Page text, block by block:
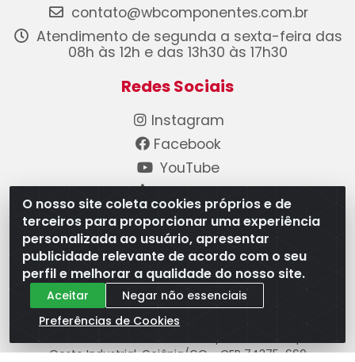
O nosso site coleta cookies próprios e de
terceiros para proporcionar uma experiência
personalizada ao usuário, apresentar
publicidade relevante de acordo com o seu
perfil e melhorar a qualidade do nosso site.
Aceitar
Negar não essenciais
Preferências de Cookies
contato@wbcomponentes.com.br
Atendimento de segunda a sexta-feira das
08h às 12h e das 13h30 às 17h30
Redes Sociais
Instagram
Facebook
YouTube
Linkedin
Formas de Pagamento
WB Componentes Automotivos LTDA - CNPJ
Oeste Industrial, Goiânia/GO - CEP 74375-660